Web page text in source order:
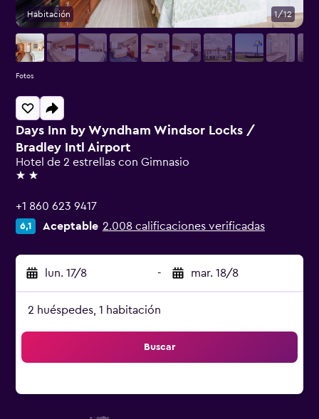
Days Inn by Wyndham Windsor Locks /
Bradley Intl Airport
Hotel de 2 estrellas con Gimnasio
2 estrellas
+1 860 623 9417
6,1 Aceptable 2.008 calificaciones verificadas
lun. 17/8 - mar. 18/8
2 huéspedes, 1 habitación
Buscar
Habitación 1/12
Fotos